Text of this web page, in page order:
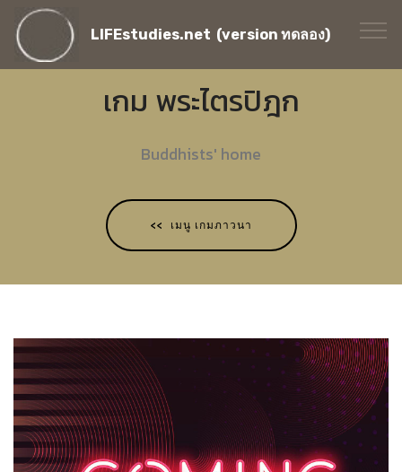
LIFEstudies.net (version ทดลอง)
เกม พระไตรปิฎก
Buddhists' home
<< เมนู เกมภาวนา